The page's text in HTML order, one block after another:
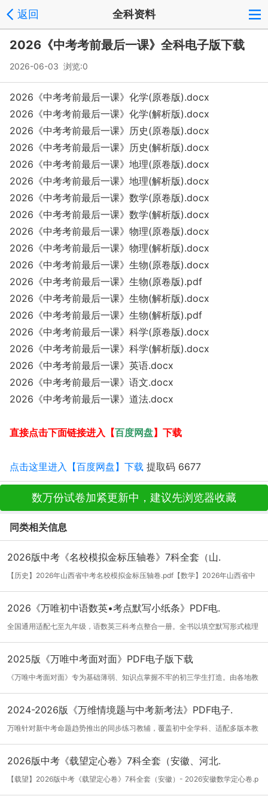
返回 全科资料
2026《中考考前最后一课》全科电子版下载
2026-06-03 浏览:0
2026《中考考前最后一课》化学(原卷版).docx
2026《中考考前最后一课》化学(解析版).docx
2026《中考考前最后一课》历史(原卷版).docx
2026《中考考前最后一课》历史(解析版).docx
2026《中考考前最后一课》地理(原卷版).docx
2026《中考考前最后一课》地理(解析版).docx
2026《中考考前最后一课》数学(原卷版).docx
2026《中考考前最后一课》数学(解析版).docx
2026《中考考前最后一课》物理(原卷版).docx
2026《中考考前最后一课》物理(解析版).docx
2026《中考考前最后一课》生物(原卷版).docx
2026《中考考前最后一课》生物(原卷版).pdf
2026《中考考前最后一课》生物(解析版).docx
2026《中考考前最后一课》生物(解析版).pdf
2026《中考考前最后一课》科学(原卷版).docx
2026《中考考前最后一课》科学(解析版).docx
2026《中考考前最后一课》英语.docx
2026《中考考前最后一课》语文.docx
2026《中考考前最后一课》道法.docx
直接点击下面链接进入【百度网盘】下载
点击这里进入【百度网盘】下载 提取码 6677
数万份试卷加紧更新中，建议先浏览器收藏
同类相关信息
2026版中考《名校模拟金标压轴卷》7科全套（山.
【历史】2026年山西省中考名校模拟金标压轴卷.pdf【数学】2026年山西省中
考名校模...[详细]
2026《万唯初中语数英•考点默写小纸条》PDF电.
全国通用适配七至九年级，语数英三科考点整合一册。全书以填空默写形式梳理
三年核...[详细]
2025版《万唯中考面对面》PDF电子版下载
《万唯中考面对面》专为基础薄弱、知识点掌握不牢的初三学生打造。由各地教
研员、...[详细]
2024-2026版《万维情境题与中考新考法》PDF电子.
万唯针对新中考命题趋势推出的同步练习教辅，覆盖初中全学科、适配多版本教
材，全...[详细]
2026版中考《载望定心卷》7科全套（安徽、河北.
【载望】2026版中考《载望定心卷》7科全套（安徽）- 2026安徽数学定心卷.p
df- 2026...[详细]